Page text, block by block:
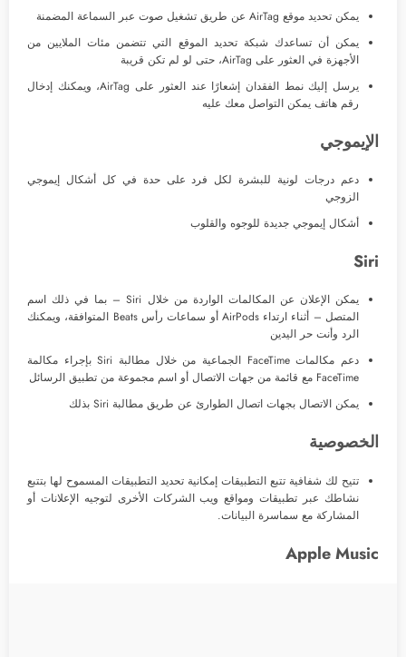
يمكن تحديد موقع AirTag عن طريق تشغيل صوت عبر السماعة المضمنة
يمكن أن تساعدك شبكة تحديد الموقع التي تتضمن مئات الملايين من
الأجهزة في العثور على AirTag، حتى لو لم تكن قريبة
يرسل إليك نمط الفقدان إشعارًا عند العثور على AirTag، ويمكنك إدخال
رقم هاتف يمكن التواصل معك عليه
الإيموجي
دعم درجات لونية للبشرة لكل فرد على حدة في كل أشكال إيموجي
الزوجي
أشكال إيموجي جديدة للوجوه والقلوب
Siri
يمكن الإعلان عن المكالمات الواردة من خلال Siri – بما في ذلك اسم
المتصل – أثناء ارتداء AirPods أو سماعات رأس Beats المتوافقة، ويمكنك
الرد وأنت حر اليدين
دعم مكالمات FaceTime الجماعية من خلال مطالبة Siri بإجراء مكالمة
FaceTime مع قائمة من جهات الاتصال أو اسم مجموعة من تطبيق الرسائل
يمكن الاتصال بجهات اتصال الطوارئ عن طريق مطالبة Siri بذلك
الخصوصية
تتيح لك شفافية تتبع التطبيقات إمكانية تحديد التطبيقات المسموح لها بتتبع
نشاطك عبر تطبيقات ومواقع ويب الشركات الأخرى لتوجيه الإعلانات أو
المشاركة مع سماسرة البيانات.
Apple Music